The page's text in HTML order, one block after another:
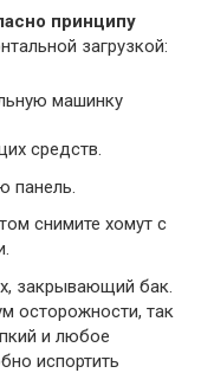
принципу
загрузкой:
средств.
панель.
снимите хомут с
закрывающий бак.
осторожности, так
и любое
испортить